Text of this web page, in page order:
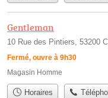
Gentleman
10 Rue des Pintiers, 53200
Fermé, ouvre à 9h30
Magasin Homme
Horaires